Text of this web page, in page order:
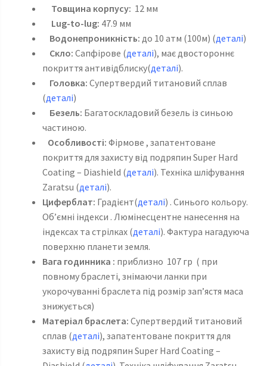
Товщина корпусу: 12 мм
Lug-to-lug: 47.9 мм
Водонепроникність: до 10 атм (100м) (деталі)
Скло: Сапфірове (деталі), має двостороннє
покриття антивідблиску(деталі).
Головка: Супертвердий титановий сплав
(деталі)
Безель: Багатоскладовий безель із синьою
частиною.
Особливості: Фірмове , запатентоване
покриття для захисту від подряпин Super Hard
Coating – Diashield (деталі). Техніка шліфування
Zaratsu (деталі).
Циферблат: Градієнт(деталі) . Синього кольору.
Об’ємні індекси . Люмінесцентне нанесення на
індексах та стрілках (деталі). Фактура нагадуюча
поверхню планети земля.
Вага годинника : приблизно 107 гр ( при
повному браслеті, знімаючи ланки при
укорочуванні браслета під розмір зап’ястя маса
знижується)
Матеріал браслета: Супертвердий титановий
сплав (деталі), запатентоване покриття для
захисту від подряпин Super Hard Coating –